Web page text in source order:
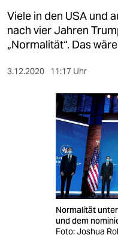
kultur
sport
berlin
wahrheit
veranstaltungen
Viele in den USA und
nach vier Jahren
„Normalität“. Das
3.12.2020 11:17 Uhr
Normalität
und dem
Foto: Joshua